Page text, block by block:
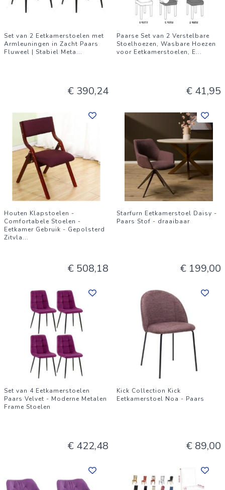
Set van 2 Eetkamerstoelen met
Armleuningen in Zacht Paars
Fluweel | Stabiel Meta...
€ 390,24
Paarse Set van 2 Verstelbare
Stoelhoezen, Wasbare Hoezen
voor Eetkamerstoelen, E...
€ 41,95
Houten Klapstoelen -
Comfortabele Stoelen -
Eetkamer Gebruik - Gepolsterd
Zitvla...
€ 508,18
Starfurn Eetkamerstoel Daisy -
Paars Stof - draaibaar
€ 199,00
Set van 4 Eetkamerstoelen
Paars Velvet - Moderne Metalen
Frame Stoelen
€ 422,48
Kick Collection Kick
Eetkamerstoel Noa - Paars
€ 89,00